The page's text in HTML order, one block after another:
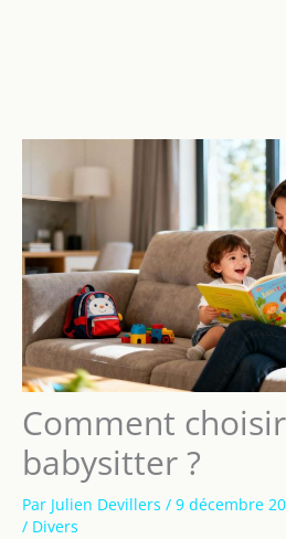
Comment
babysitter ?
Par Julien Devillers / 9 décembre
/ Divers